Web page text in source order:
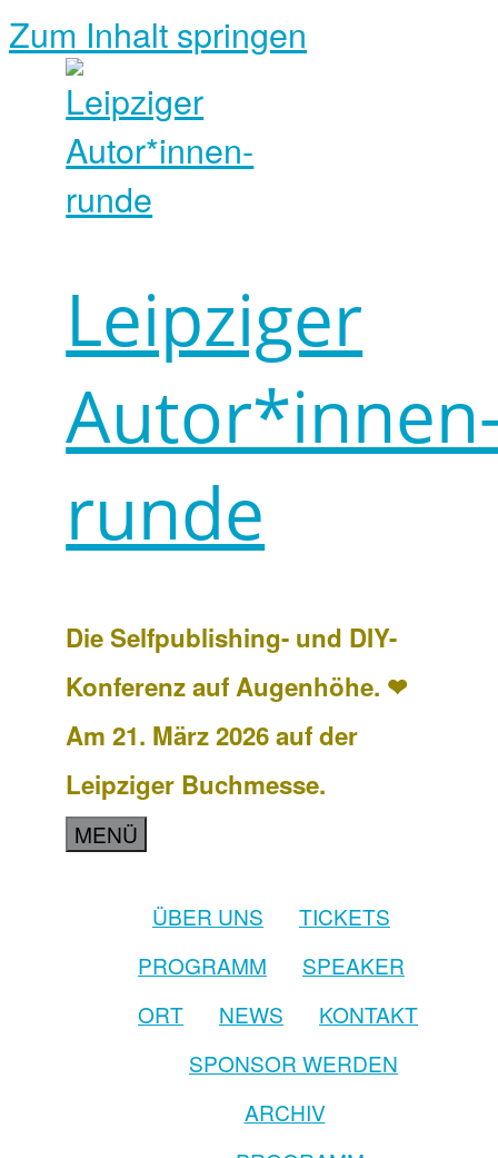
Zum Inhalt springen
Leipziger
runde
Die Selfpublishing- und DIY-
Konferenz auf Augenhöhe. ❤
Am 21. März 2026 auf der
Leipziger Buchmesse.
MENÜ
ÜBER UNS
TICKETS
PROGRAMM
SPEAKER
ORT
NEWS
KONTAKT
SPONSOR WERDEN
ARCHIV